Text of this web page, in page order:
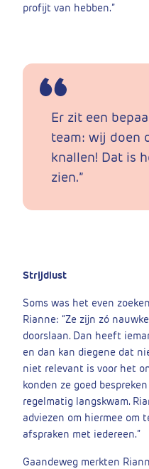
profijt van hebben.”
Er zit een
team: wij doen
knallen! Dat is
zien.”
Strijdlust
Soms was het even
Rianne: “Ze zijn zó
doorslaan. Dan heeft
en dan kan diegene dat
niet relevant is voor het
konden ze goed
regelmatig langskwam.
adviezen om hiermee om
afspraken met iedereen.”
Gaandeweg merkten